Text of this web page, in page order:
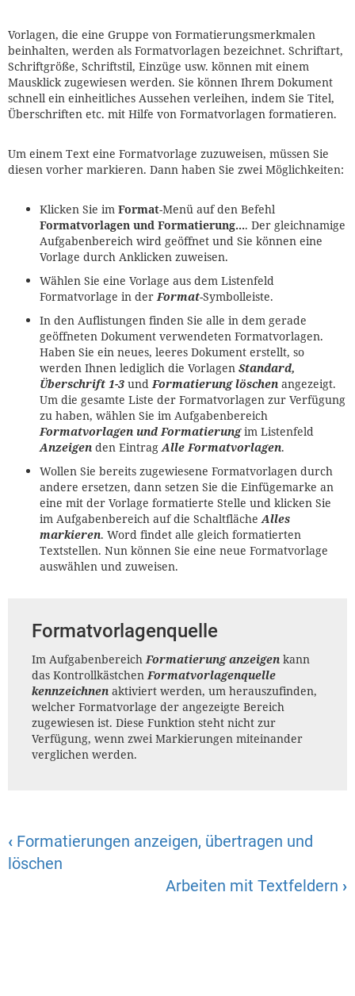
Vorlagen, die eine Gruppe von Formatierungsmerkmalen
beinhalten, werden als Formatvorlagen bezeichnet. Schriftart,
Schriftgröße, Schriftstil, Einzüge usw. können mit einem
Mausklick zugewiesen werden. Sie können Ihrem Dokument
schnell ein einheitliches Aussehen verleihen, indem Sie Titel,
Überschriften etc. mit Hilfe von Formatvorlagen formatieren.
Um einem Text eine Formatvorlage zuzuweisen, müssen Sie
diesen vorher markieren. Dann haben Sie zwei Möglichkeiten:
Klicken Sie im Format-Menü auf den Befehl
Formatvorlagen und Formatierung.... Der gleichnamige
Aufgabenbereich wird geöffnet und Sie können eine
Vorlage durch Anklicken zuweisen.
Wählen Sie eine Vorlage aus dem Listenfeld
Formatvorlage in derFormat-Symbolleiste.
In den Auflistungen finden Sie alle in dem gerade
geöffneten Dokument verwendeten Formatvorlagen.
Haben Sie ein neues, leeres Dokument erstellt, so
werden Ihnen lediglich die Vorlagen Standard,
Überschrift 1-3 undFormatierung löschen angezeigt.
Um die gesamte Liste der Formatvorlagen zur Verfügung
zu haben, wählen Sie im Aufgabenbereich
Formatvorlagen und Formatierungim Listenfeld
Anzeigen den EintragAlle Formatvorlagen.
Wollen Sie bereits zugewiesene Formatvorlagen durch
andere ersetzen, dann setzen Sie die Einfügemarke an
eine mit der Vorlage formatierte Stelle und klicken Sie
im Aufgabenbereich auf die SchaltflächeAlles
markieren. Word findet alle gleich formatierten
Textstellen. Nun können Sie eine neue Formatvorlage
auswählen und zuweisen.
Formatvorlagenquelle
Im AufgabenbereichFormatierung anzeigen kann
das KontrollkästchenFormatvorlagenquelle
kennzeichnen aktiviert werden, um herauszufinden,
welcher Formatvorlage der angezeigte Bereich
zugewiesen ist. Diese Funktion steht nicht zur
Verfügung, wenn zwei Markierungen miteinander
verglichen werden.
‹ Formatierungen anzeigen, übertragen und
löschen
Arbeiten mit Textfeldern ›